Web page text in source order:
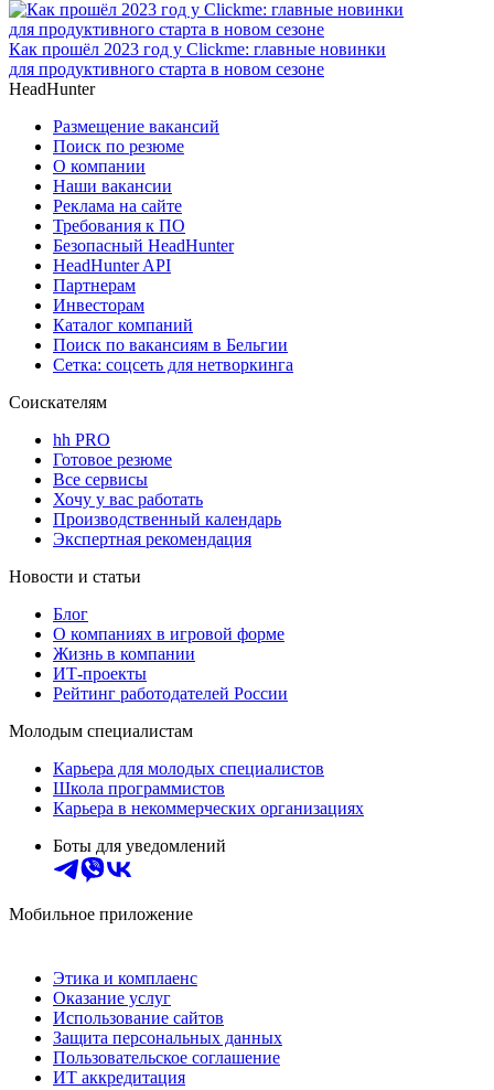
Как прошёл 2023 год у Clickme: главные новинки
для продуктивного старта в новом сезоне
HeadHunter
Размещение вакансий
Поиск по резюме
О компании
Наши вакансии
Реклама на сайте
Требования к ПО
Безопасный HeadHunter
HeadHunter API
Партнерам
Инвесторам
Каталог компаний
Поиск по вакансиям в Бельгии
Сетка: соцсеть для нетворкинга
Соискателям
hh PRO
Готовое резюме
Все сервисы
Хочу у вас работать
Производственный календарь
Экспертная рекомендация
Новости и статьи
Блог
О компаниях в игровой форме
Жизнь в компании
ИТ-проекты
Рейтинг работодателей России
Молодым специалистам
Карьера для молодых специалистов
Школа программистов
Карьера в некоммерческих организациях
Боты для уведомлений
Мобильное приложение
Этика и комплаенс
Оказание услуг
Использование сайтов
Защита персональных данных
Пользовательское соглашение
ИТ аккредитация